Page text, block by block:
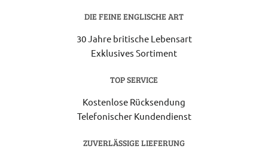
DIE FEINE ENGLISCHE ART
30 Jahre britische Lebensart
Exklusives Sortiment
TOP SERVICE
Kostenlose Rücksendung
Telefonischer Kundendienst
ZUVERLÄSSIGE LIEFERUNG